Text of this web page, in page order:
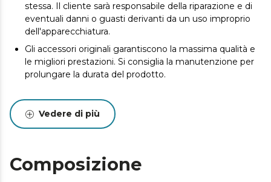
stessa. Il cliente sarà responsabile della riparazione e di
eventuali danni o guasti derivanti da un uso improprio
dell'apparecchiatura.
Gli accessori originali garantiscono la massima qualità e
le migliori prestazioni. Si consiglia la manutenzione per
prolungare la durata del prodotto.
Vedere di più
Composizione